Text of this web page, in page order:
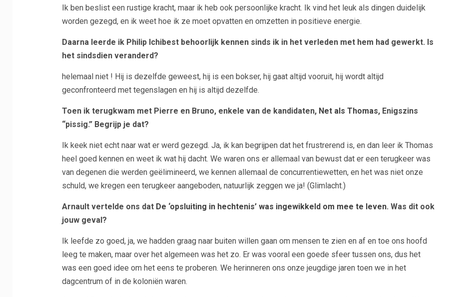
Ik ben beslist een rustige kracht, maar ik heb ook persoonlijke kracht. Ik vind het leuk als dingen duidelijk
worden gezegd, en ik weet hoe ik ze moet opvatten en omzetten in positieve energie.
Daarna leerde ik Philip Ichibest behoorlijk kennen sinds ik in het verleden met hem had gewerkt. Is
het sindsdien veranderd?
helemaal niet ! Hij is dezelfde geweest, hij is een bokser, hij gaat altijd vooruit, hij wordt altijd
geconfronteerd met tegenslagen en hij is altijd dezelfde.
Toen ik terugkwam met Pierre en Bruno, enkele van de kandidaten, Net als Thomas, Enigszins
“pissig.” Begrijp je dat?
Ik keek niet echt naar wat er werd gezegd. Ja, ik kan begrijpen dat het frustrerend is, en dan leer ik Thomas
heel goed kennen en weet ik wat hij dacht. We waren ons er allemaal van bewust dat er een terugkeer was
van degenen die werden geëlimineerd, we kennen allemaal de concurrentiewetten, en het was niet onze
schuld, we kregen een terugkeer aangeboden, natuurlijk zeggen we ja! (Glimlacht.)
Arnault vertelde ons dat De ‘opsluiting in hechtenis’ was ingewikkeld om mee te leven. Was dit ook
jouw geval?
Ik leefde zo goed, ja, we hadden graag naar buiten willen gaan om mensen te zien en af ​​en toe ons hoofd
leeg te maken, maar over het algemeen was het zo. Er was vooral een goede sfeer tussen ons, dus het
was een goed idee om het eens te proberen. We herinneren ons onze jeugdige jaren toen we in het
dagcentrum of in de koloniën waren.